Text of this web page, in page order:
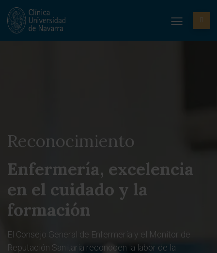
Reconocimiento
Enfermería, excelencia
en el cuidado y la
formación
El Consejo General de Enfermería y el Monitor de
Reputación Sanitaria reconocen la labor de la